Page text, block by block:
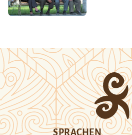
SPRACHEN